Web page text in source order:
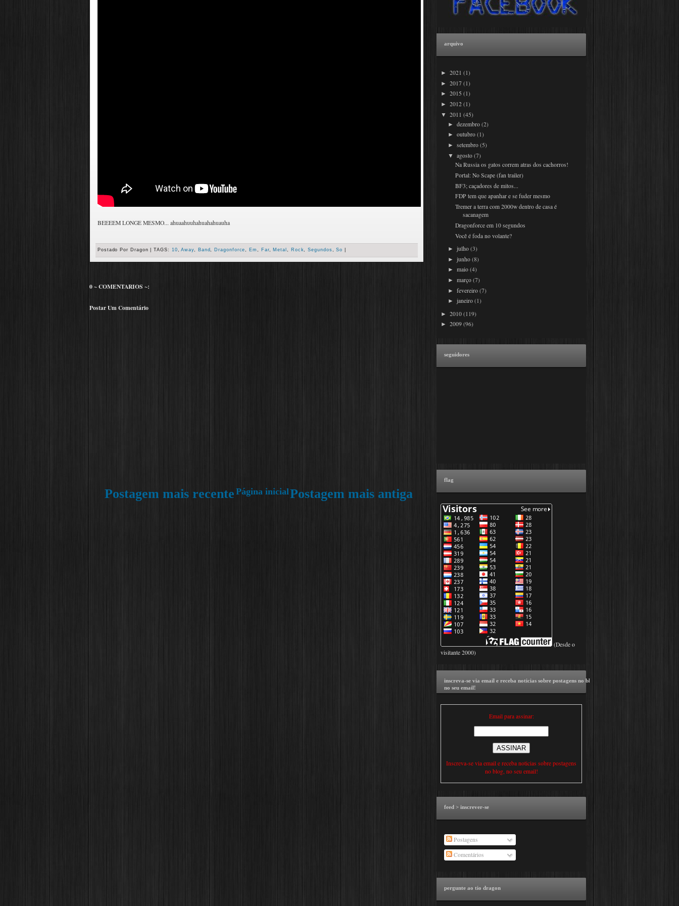
BEEEEM LONGE MESMO... ahuaahuuhahuahahuauha
Postado Por Dragon |TAGS: 10,Away, Band, Dragonforce, Em , Far, Metal , Rock,Segundos,So
0 ~ COMENTARIOS ~:
Postar Um Comentário
Postagem mais recente Postagem mais antiga
Página inicial
arquivo
► 2021 (1)
► 2017 (1)
► 2015 (1)
► 2012 (1)
▼ 2011 (45)
►dezembro(2)
►outubro(1)
►setembro(5)
▼agosto(7)
Na Russia os gatos correm atras dos cachorros!
Portal: No Scape (fan trailer)
BF3; caçadores de mitos...
FDP tem que apanhar e se fuder mesmo
Tremer a terra com 2000w dentro de casa é
sacanagem
Dragonforce em 10 segundos
Você é foda no volante?
►julho(3)
►junho(8)
►maio(4)
►março(7)
►fevereiro(7)
►janeiro(1)
► 2010 (119)
► 2009 (96)
seguidores
flag
(Desde o
visitante 2000)
inscreva-se via email e receba noticias sobre postagens no blog,
no seu email!
Email para assinar:
Inscreva-se via email e receba noticias sobre postagens
no blog, no seu email!
feed > inscrever-se
Postagens
Comentários
pergunte ao tio dragon